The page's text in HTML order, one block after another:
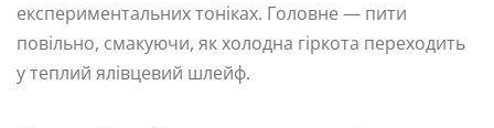
експериментальних тоніках. Головне — пити
повільно, смакуючи, як холодна гіркота переходить
у теплий ялівцевий шлейф.